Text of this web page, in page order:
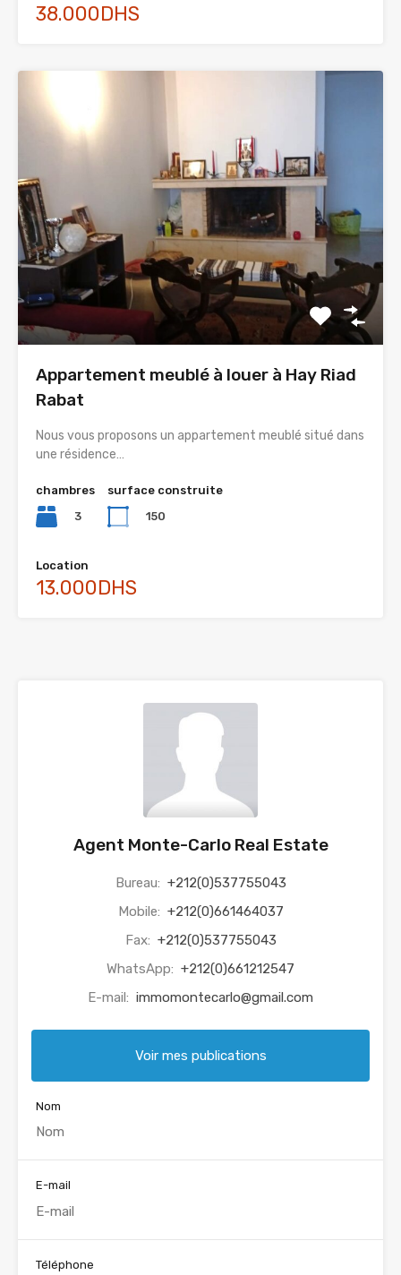
38.000DHS
Appartement meublé à louer à Hay Riad
Rabat
Nous vous proposons un appartement meublé situé dans
une résidence…
chambres
3
surface construite
150
Location
13.000DHS
Agent Monte-Carlo Real Estate
Bureau: +212(0)537755043
Mobile: +212(0)661464037
Fax: +212(0)537755043
WhatsApp: +212(0)661212547
E-mail: immomontecarlo@gmail.com
Voir mes publications
Nom
E-mail
Téléphone